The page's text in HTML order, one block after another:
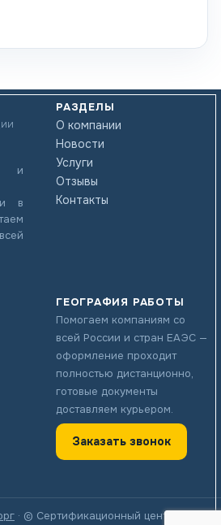
и
в
РАЗДЕЛЫ
О компании
Новости
Услуги
Отзывы
Контакты
ГЕОГРАФИЯ РАБОТЫ
Помогаем компаниям со
всей России и стран ЕАЭС —
оформление проходит
полностью дистанционно,
готовые документы
доставляем курьером.
Заказать звонок
· © Сертификационный центр